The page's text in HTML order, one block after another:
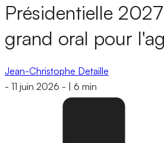
Présidentielle
grand oral pour
Jean-Christophe Detaille
- 11 juin 2026 - 6 min